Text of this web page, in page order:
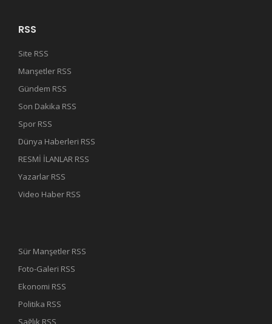
RSS
Site RSS
Manşetler RSS
Gündem RSS
Son Dakika RSS
Spor RSS
Dünya Haberleri RSS
RESMİ İLANLAR RSS
Yazarlar RSS
Video Haber RSS
Sür Manşetler RSS
Foto-Galeri RSS
Ekonomi RSS
Politika RSS
Sağlık RSS